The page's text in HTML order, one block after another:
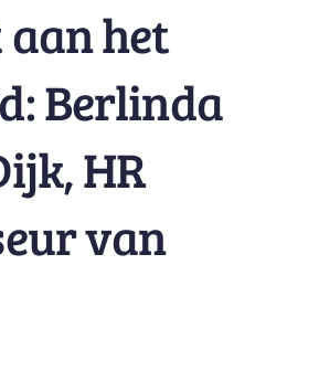
het
Berlinda
HR
van